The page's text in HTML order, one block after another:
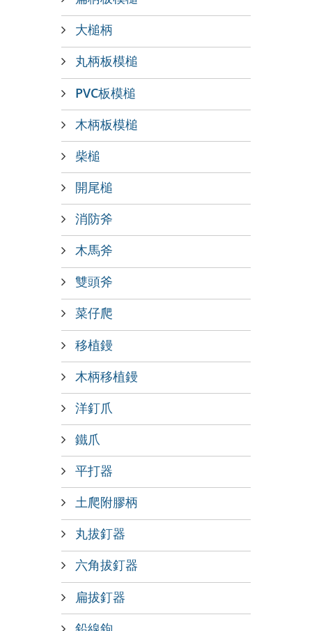
大槌柄
丸柄板模槌
PVC板模槌
木柄板模槌
柴槌
開尾槌
消防斧
木馬斧
雙頭斧
菜仔爬
移植鏝
木柄移植鏝
洋釘爪
鐵爪
平打器
土爬附膠柄
丸拔釘器
六角拔釘器
扁拔釘器